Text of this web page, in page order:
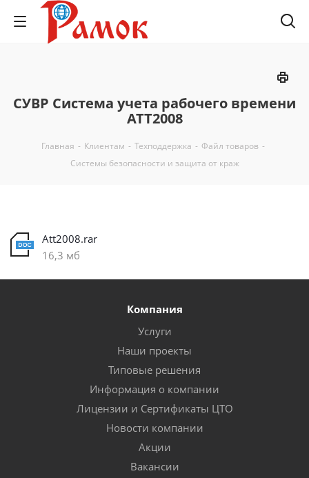
СУВР Система учета рабочего времени
ATT2008
Главная - Клиентам - Техподдержка - Файл товаров -
Системы безопасности и защита от краж
Att2008.rar
16,3 мб
Компания
Услуги
Наши проекты
Типовые решения
Информация о компании
Лицензии и Сертификаты ЦТО
Новости компании
Акции
Вакансии